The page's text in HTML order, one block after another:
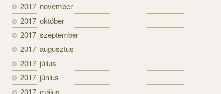
2017. november
2017. október
2017. szeptember
2017. augusztus
2017. július
2017. június
2017. május